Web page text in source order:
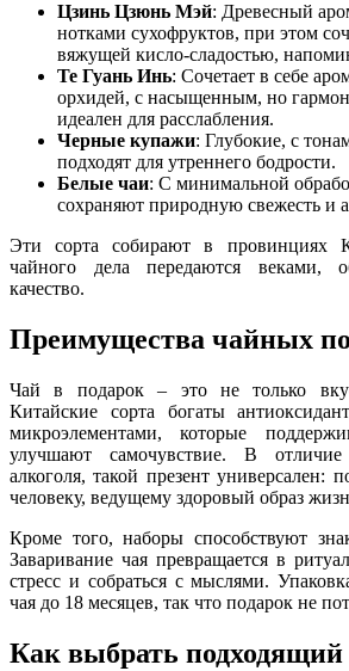
Цзинь Цзюнь Мэй: Древесный
нотками сухофруктов, при этом
вяжущей кисло-сладостью,
Те Гуань Инь: Сочетает в себе
орхидей, с насыщенным, но
идеален для расслабления.
Черные купажи: Глубокие, с
подходят для утреннего бодрости.
Белые чаи: С минимальной
сохраняют природную свежесть и
Эти сорта собирают в провинциях
чайного дела передаются веками,
качество.
Преимущества чайных
Чай в подарок – это не только
Китайские сорта богаты
микроэлементами, которые
улучшают самочувствие. В
алкоголя, такой презент универсален:
человеку, ведущему здоровый образ
Кроме того, наборы способствуют
Заваривание чая превращается в
стресс и собраться с мыслями.
чая до 18 месяцев, так что подарок не
Как выбрать подходящий